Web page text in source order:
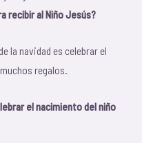
recibir al Niño Jesús?
la navidad es celebrar el
regalos.
el nacimiento del niño